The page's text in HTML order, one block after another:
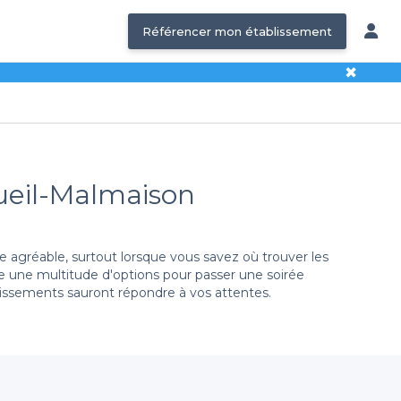
Référencer mon établissement
✖
Malmaison
surtout lorsque vous savez où trouver les
une multitude d'options pour passer une soirée
sauront répondre à vos attentes.
quelques clics, vous pouvez découvrir les offres